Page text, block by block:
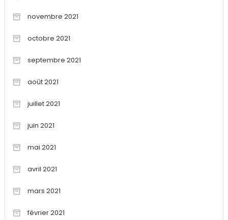
novembre 2021
octobre 2021
septembre 2021
août 2021
juillet 2021
juin 2021
mai 2021
avril 2021
mars 2021
février 2021